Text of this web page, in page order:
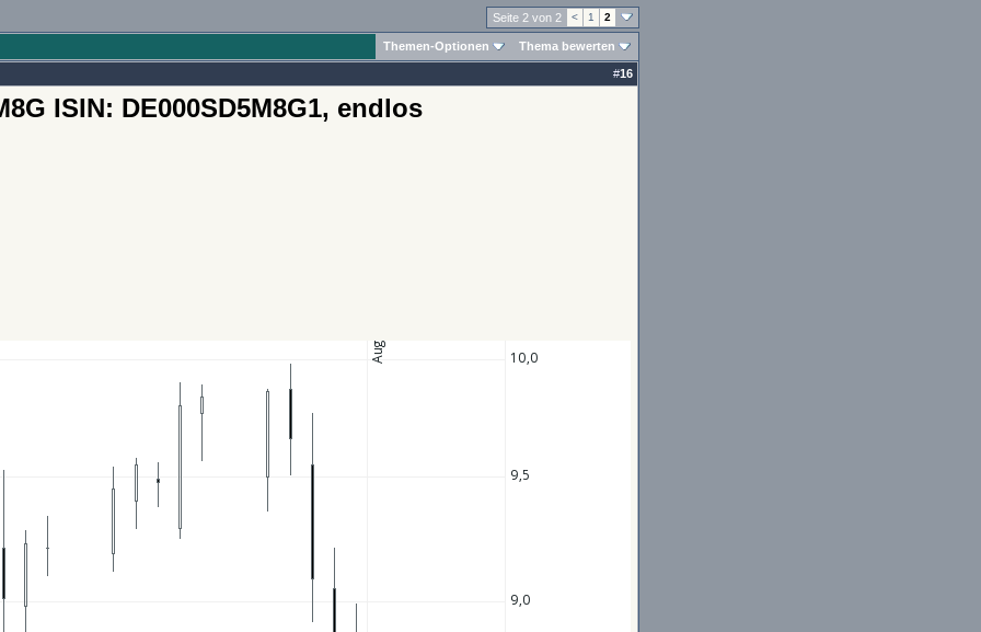
Seite 2 von 2 < 1 2
Themen-Optionen Thema bewerten
#16
ISIN: DE000SD5M8G1, endlos